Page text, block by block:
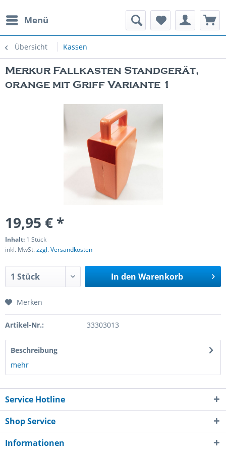
Menü
Übersicht Kassen
Spielautomaten
Merkur Fallkasten Standgerät,
orange mit Griff Variante 1
19,95 € *
Inhalt: 1 Stück
inkl. MwSt.zzgl. Versandkosten
In den Warenkorb
Merken
Artikel-Nr.: 33303013
Beschreibung
mehr
Service Hotline
Shop Service
Informationen